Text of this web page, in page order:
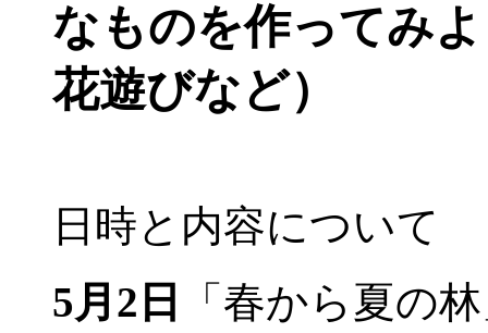
なものを作ってみ
花遊びなど）
日時と内容について
5月2日
「春から夏の